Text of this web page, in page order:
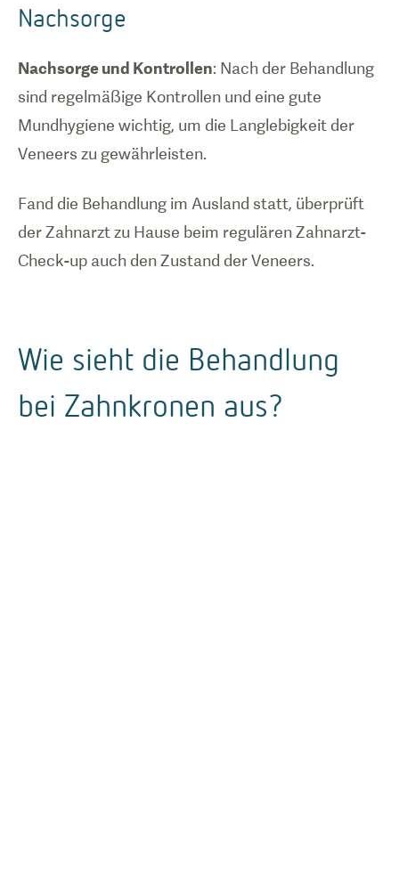
Nachsorge
Nachsorge und Kontrollen: Nach der Behandlung
sind regelmäßige Kontrollen und eine gute
Mundhygiene wichtig, um die Langlebigkeit der
Veneers zu gewährleisten.
Fand die Behandlung im Ausland statt, überprüft
der Zahnarzt zu Hause beim regulären Zahnarzt-
Check-up auch den Zustand der Veneers.
Wie sieht die Behandlung
bei Zahnkronen aus?